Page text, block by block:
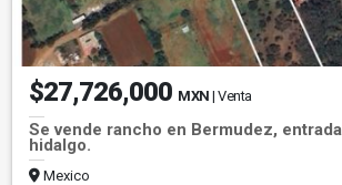
$27,726,000 MXN | Venta
Se vende rancho en Bermudez,
hidalgo.
Mexico